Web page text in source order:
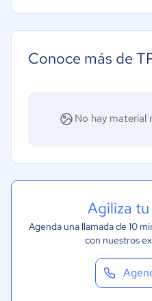
Conoce más de
No hay material
Agiliza
Agenda una llamada de 10
con nuestros